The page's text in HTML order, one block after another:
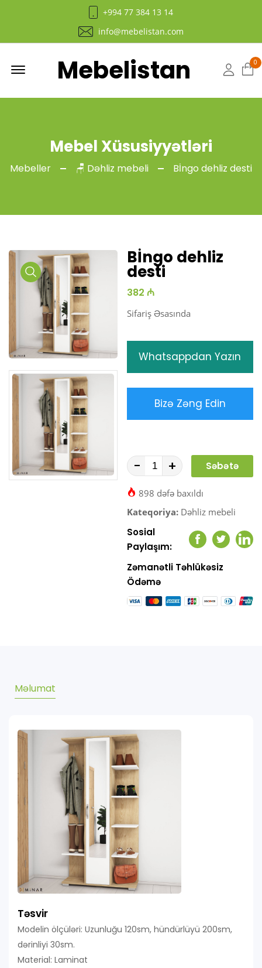
+994 77 384 13 14
info@mebelistan.com
Mebelistan 0
Mebel Xüsusiyyətləri
Mebeller 🪑 Dəhliz mebeli Bİngo dehliz desti
Media
Gallery
Bİngo dehliz
desti
382 ₼
Sifariş Əsasında
Whatsappdan Yazın
Bizə Zəng Edin
- +
Səbətə
898 dəfə baxıldı
Kateqoriya: Dəhliz mebeli
Sosial
Paylaşım:
Facebook
Twitter
Zəmanətli Təhlükəsiz
Ödəmə
Məlumat
Təsvir
Modelin ölçüləri: Uzunluğu 120sm, hündürlüyü 200sm,
dərinliyi 30sm.
Material: Laminat